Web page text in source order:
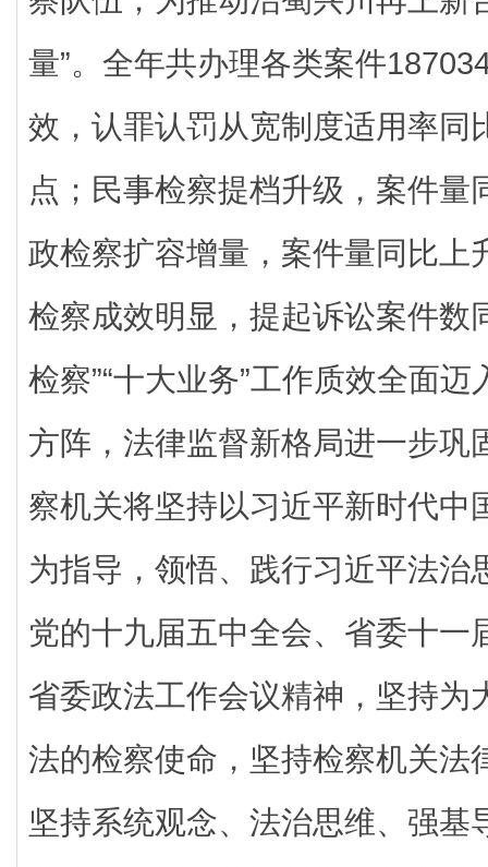
量”。全年共办理各类案件
效，认罪认罚从宽制度适用率同
点；民事检察提档升级，案件量
政检察扩容增量，案件量同比上
检察成效明显，提起诉讼案件数
检察”“十大业务”工作质效全面
方阵，法律监督新格局进一步巩
察机关将坚持以习近平新时代中
为指导，领悟、践行习近平法治
党的十九届五中全会、省委十一
省委政法工作会议精神，坚持为
法的检察使命，坚持检察机关法
坚持系统观念、法治思维、强基